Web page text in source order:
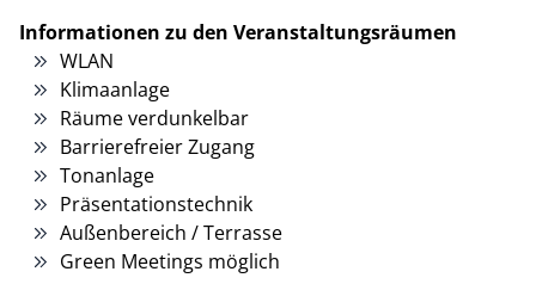
Informationen zu den Veranstaltungsräumen
WLAN
Klimaanlage
Räume verdunkelbar
Barrierefreier Zugang
Tonanlage
Präsentationstechnik
Außenbereich / Terrasse
Green Meetings möglich